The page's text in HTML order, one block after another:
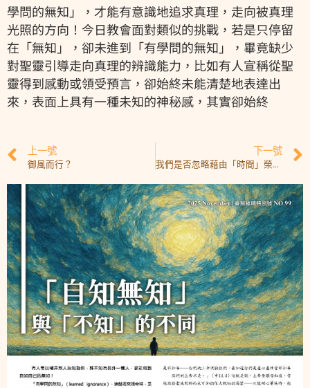
學問的無知」，才能有意識地追求真理，走向被真理
光照的方向！今日教會面對類似的挑戰，若是只停留
在「無知」，卻未進到「有學問的無知」，畢竟缺少
對聖靈引導走向真理的辨識能力，比如有人宣稱從聖
靈得到感動或領受預言，卻始終未能清楚地表達出
來，表面上具有一種未知的神秘感，其實卻始終
上一號
御風而行？
下一號
我們是否忽略藉由「時間」榮耀上帝？